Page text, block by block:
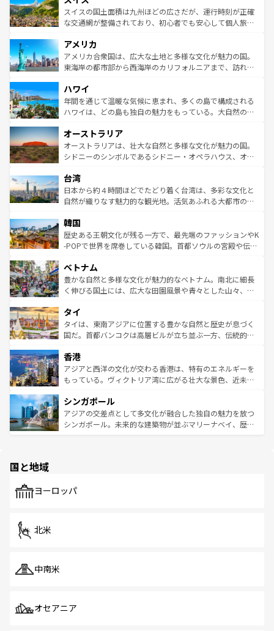
きるだろう。 なお、新着のフランス情報はコンテンツ一覧
を参照してほしい。
ドイツ情報はコンテンツ一覧を参照してほしい。
ティー、ビール好きにはたまらない英国パブ、サッカー観
戦など、本場だからこそできる体験も豊富。イギリスを旅
ンツ一覧を参照してほしい。
スイスの国土面積は九州ほどの広さだが、運行時刻が正確
な交通網が整備されており、初心者でも安心して個人旅行
の建物がそのまま残る町や、スイスならではのユニークな
博物館もあり、アルプス観光だけでなく町歩きも満喫する
ことができる。国民の所得が高いため物価も高いが、旅行
ば市内交通費無料で観光を楽しむこともできる。 なお、新
着のスイス情報はコンテンツ一覧 を参照してほしい。
アメリカ
アメリカ合衆国は、広大な土地と多様な文化が魅力の国。
東海岸の都市部から西海岸のカリフォルニアまで、訪れる
のような巨大都市は、観光、ショッピング、エンターテイ
ンメントが詰まった刺激的なスポットだ。一方、アメリカ
西部には大自然が広がり、グランドキャニオンやイエロー
部のニューオーリンズでは、音楽と美食が融合した独特の
文化が魅力。旅行者はアメリカの各地域で異なる魅力を楽
しみながら、その多様性と豊かな歴史を感じることができ
ならではの贅沢な旅のスタイルだ。 なお、新着のアメリカ
情報はコンテンツ一覧を参照してほしい。
ハワイ
年間を通じて温暖な気候に恵まれ、多くの島で構成される
ハワイは、どの島も独自の魅力をもっている。大自然の神
ワイ島は見逃せない。また、定番の観光地といえばオアフ
島だが、静かな自然を求めるならマウイ島やカウアイ島が
おすすめ。エメラルドグリーンに輝く海をはじめ、豊かな
れるおもてなしの心で訪れる人々を迎えてくれるハワイの
人々、おいしいローカルフードやハワイアンミュージッ
ク、伝統的なフラダンスなど、すべてがハワイの魅力を彩
ワイを、存分に味わってほしい。 なお、新着のハワイ情報
はコンテンツ一覧を参照してほしい。
オーストラリア
オーストラリアは、壮大な自然と多様な文化が魅力の国。
シドニーのシンボルであるシドニー・オペラハウス、オー
リアリーフや大陸中央部にそびえるウルル（エアーズロッ
ク）、タスマニアの美しい原生林やケアンズの熱帯雨林な
ど、見どころがたくさん。また、カフェやワイン、オージ
いる。アクティビティも充実しており、サーフィンやダイ
ビング、ハイキングなど、アウトドア好きにはたまらな
い。オーストラリアの多彩な魅力を存分に味わいつくそ
参照してほしい。
台湾
日本から約４時間ほどでたどり着く台湾は、多彩な文化と
自然が織りなす魅力的な観光地。活気あふれる大都市の台
ン）、静ひつな山岳地帯である台湾東部など、都市の喧騒
と山間の静けさが共存しており、訪れる人に新しい発見と
驚きをもたらしてくれる。また、奥深い台湾の食文化も魅
容にもいいと評判のスイーツなど、バラエティ豊かな料理
が味わえる。 なお、新着の台湾情報は コンテンツ一覧を参
照してほしい。
韓国
歴史ある王朝文化が残る一方で、最先端のファッションやK
-POPで世界を席巻している韓国。首都ソウルの宮殿や伝統
き、地方に足を延ばせば四季折々の自然美を楽しむことが
できる。そして、キムチや焼肉、絶品のストリートフード
まで、さまざまな韓国料理が待っている。夜には、韓国な
リティに包まれながら、韓国の多彩な魅力を心ゆくまで味
わってみてほしい。 なお、新着の韓国情報はコンテンツ一
覧を参照してほしい。
ベトナム
豊かな自然と多様な文化が魅力的なベトナム。南北に細長
く伸びる国土には、広大な田園風景や青々とした山々、世
急速な発展と共に伝統が息づく。ハノイの古い町並みやホ
ーチミン市のフランス統治時代の建物も、独特の雰囲気を
醸し出している。また、バラエティの豊かさとおいしさで
とつ。フォーやバインミー、ベトナムコーヒーなどは、ぜ
ひ現地で味わいたい。どの地域を訪れてもあたたかい人々
が旅行者を迎えてくれるので、きっと忘れられない旅にな
参照してほしい。
タイ
タイは、東南アジアに位置する豊かな自然と歴史が息づく
国だ。首都バンコクは高層ビルが立ち並ぶ一方、伝統的な
の活気が交差している。北部ではチェンマイなどの山岳地
帯で自然と触れ合い、南部ではプーケットやクラビの美し
いビーチでリゾート気分を楽しむことができる。タイ料理
激する。気候は一年中温暖で、どの季節にも異なる楽しみ
が待っている。親しみやすいタイの人々、仏教を中心とし
た文化、そして多様な観光資源が、訪れる旅人を魅了し続
香港
アジアと西洋の文化が交わる香港は、特有のエネルギーを
もっている。ヴィクトリア湾に広がる壮大な景色、近未来
み、どこを訪れても感動するはず。観光スポットが密集し
ており、効率よく見どころを回れるのも魅力。息をのむよ
うな絶景から文化的な体験まで、香港を存分に楽しみ尽く
シンガポール
アジアの交差点として多文化が融合した独自の魅力を放つ
シンガポール。未来的な建築物が並ぶマリーナベイ、歴史
で、ホーカーズは地元の風情を楽しめる外せないスポット
国と地域
ヨーロッパ
北米
中南米
オセアニア